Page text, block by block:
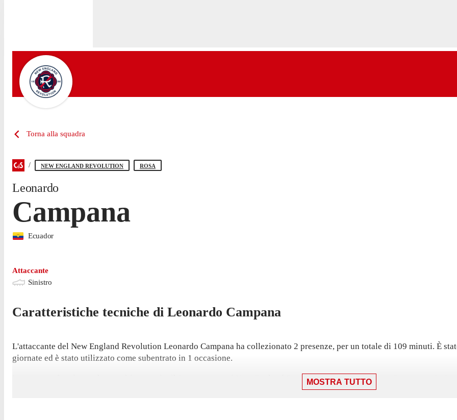
Torna alla squadra
NEW ENGLAND REVOLUTION ROSA
Leonardo
Campana
Ecuador
Attaccante
Sinistro
Caratteristiche tecniche di Leonardo Campana
L'attaccante del New England Revolution Leonardo Campana ha collezionato 2 presenze, per un totale di 109 minuti. È
giornate ed è stato utilizzato come subentrato in 1 occasione.
L'attaccante ha giocato la sua ultima partita il 21 marzo, con i New England Revolution: una sconfitta per 3-1 contro St.
MOSTRA TUTTO